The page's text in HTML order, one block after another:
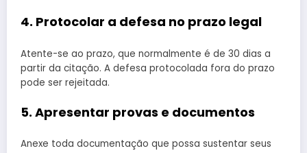
4. Protocolar a defesa no prazo legal
Atente-se ao prazo, que normalmente é de 30 dias a
partir da citação. A defesa protocolada fora do prazo
pode ser rejeitada.
5. Apresentar provas e documentos
Anexe toda documentação que possa sustentar seus